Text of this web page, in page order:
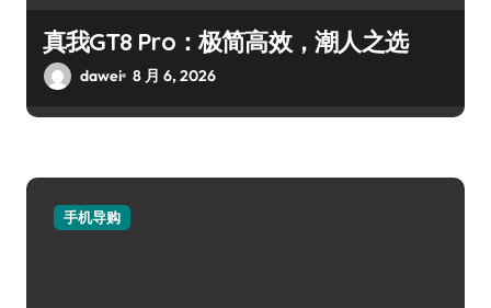
真我GT8 Pro：极简高效，潮人之选
dawei 8 月 6, 2026
手机导购